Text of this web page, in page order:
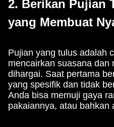
2. Berikan Pujian
yang Membuat
Pujian yang tulus adalah
mencairkan suasana dan
dihargai. Saat pertama
yang spesifik dan tidak
Anda bisa memuji gaya
pakaiannya, atau bahkan